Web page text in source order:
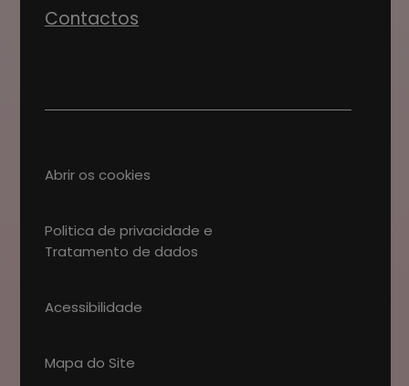
Contactos
Abrir os cookies
Politica de privacidade e
Tratamento de dados
Acessibilidade
Mapa do Site